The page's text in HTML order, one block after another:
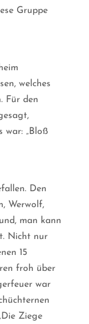
Gruppe
welches
Für den
war: „Bloß
Den
Werwolf,
man kann
Nicht nur
15
froh über
war
Ziege